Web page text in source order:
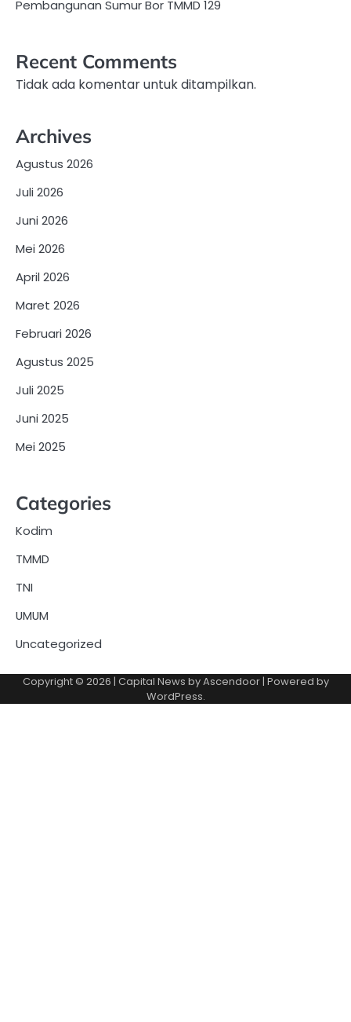
Pembangunan Sumur Bor TMMD 129
Recent Comments
Tidak ada komentar untuk ditampilkan.
Archives
Agustus 2026
Juli 2026
Juni 2026
Mei 2026
April 2026
Maret 2026
Februari 2026
Agustus 2025
Juli 2025
Juni 2025
Mei 2025
Categories
Kodim
TMMD
TNI
UMUM
Uncategorized
Copyright © 2026 | Capital News byAscendoor| Powered by
WordPress.